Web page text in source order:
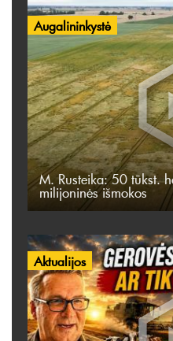
Augalininkystė
M. Rusteika: 50 tūkst.
milijoninės išmokos
Aktualijos